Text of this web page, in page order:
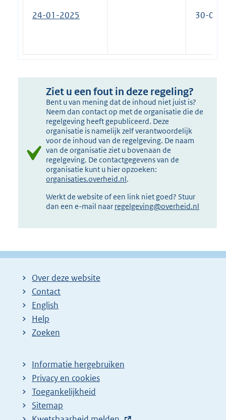
24-01-2025 30-07-
Ziet u een fout in deze regeling?
Bent u van mening dat de inhoud niet juist is?
Neem dan contact op met de organisatie die de
regelgeving heeft gepubliceerd. Deze
organisatie is namelijk zelf verantwoordelijk
voor de inhoud van de regelgeving. De naam
van de organisatie ziet u bovenaan de
regelgeving. De contactgegevens van de
organisatie kunt u hier opzoeken:
organisaties.overheid.nl.
Werkt de website of een link niet goed? Stuur
dan een e-mail naar regelgeving@overheid.nl
Over deze website
Contact
English
Help
Zoeken
Informatie hergebruiken
Privacy en cookies
Toegankelijkheid
Sitemap